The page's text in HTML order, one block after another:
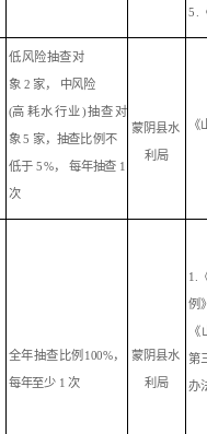
5.
低风险抽查对
象 2 家， 中风险
(高 耗水行业)抽查对
象 5 家，抽查比例不
低于 5%， 每年抽查 1
次
蒙阴县水
利局
全年抽查比例 100%，
每年至少 1 次
蒙阴县水
利局
1.
例》
第
办